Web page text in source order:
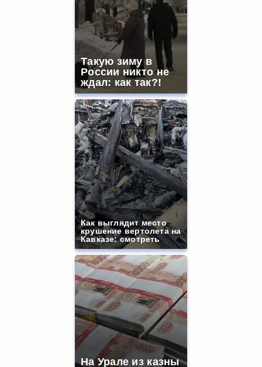
Такую зиму в
России никто не
ждал: как так?!
Как выглядит место
крушение вертолета на
Кавказе: смотреть
На Урале из казны